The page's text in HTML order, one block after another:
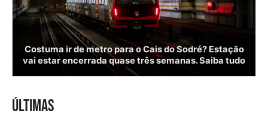
Costuma ir de metro para o Cais do Sodré? Estação
vai estar encerrada quase três semanas. Saiba tudo
ÚLTIMAS